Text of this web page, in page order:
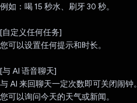
例如：喝 15 秒水、刷牙 30 秒。
[自定义任何任务]
您可以设置任何提示和时长。
[与 AI 语音聊天]
与 AI 来回聊天一定次数即可关闭闹钟。
您可以询问今天的天气或新闻。